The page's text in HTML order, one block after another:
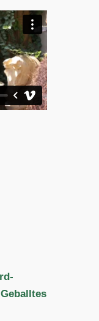
Geballtes